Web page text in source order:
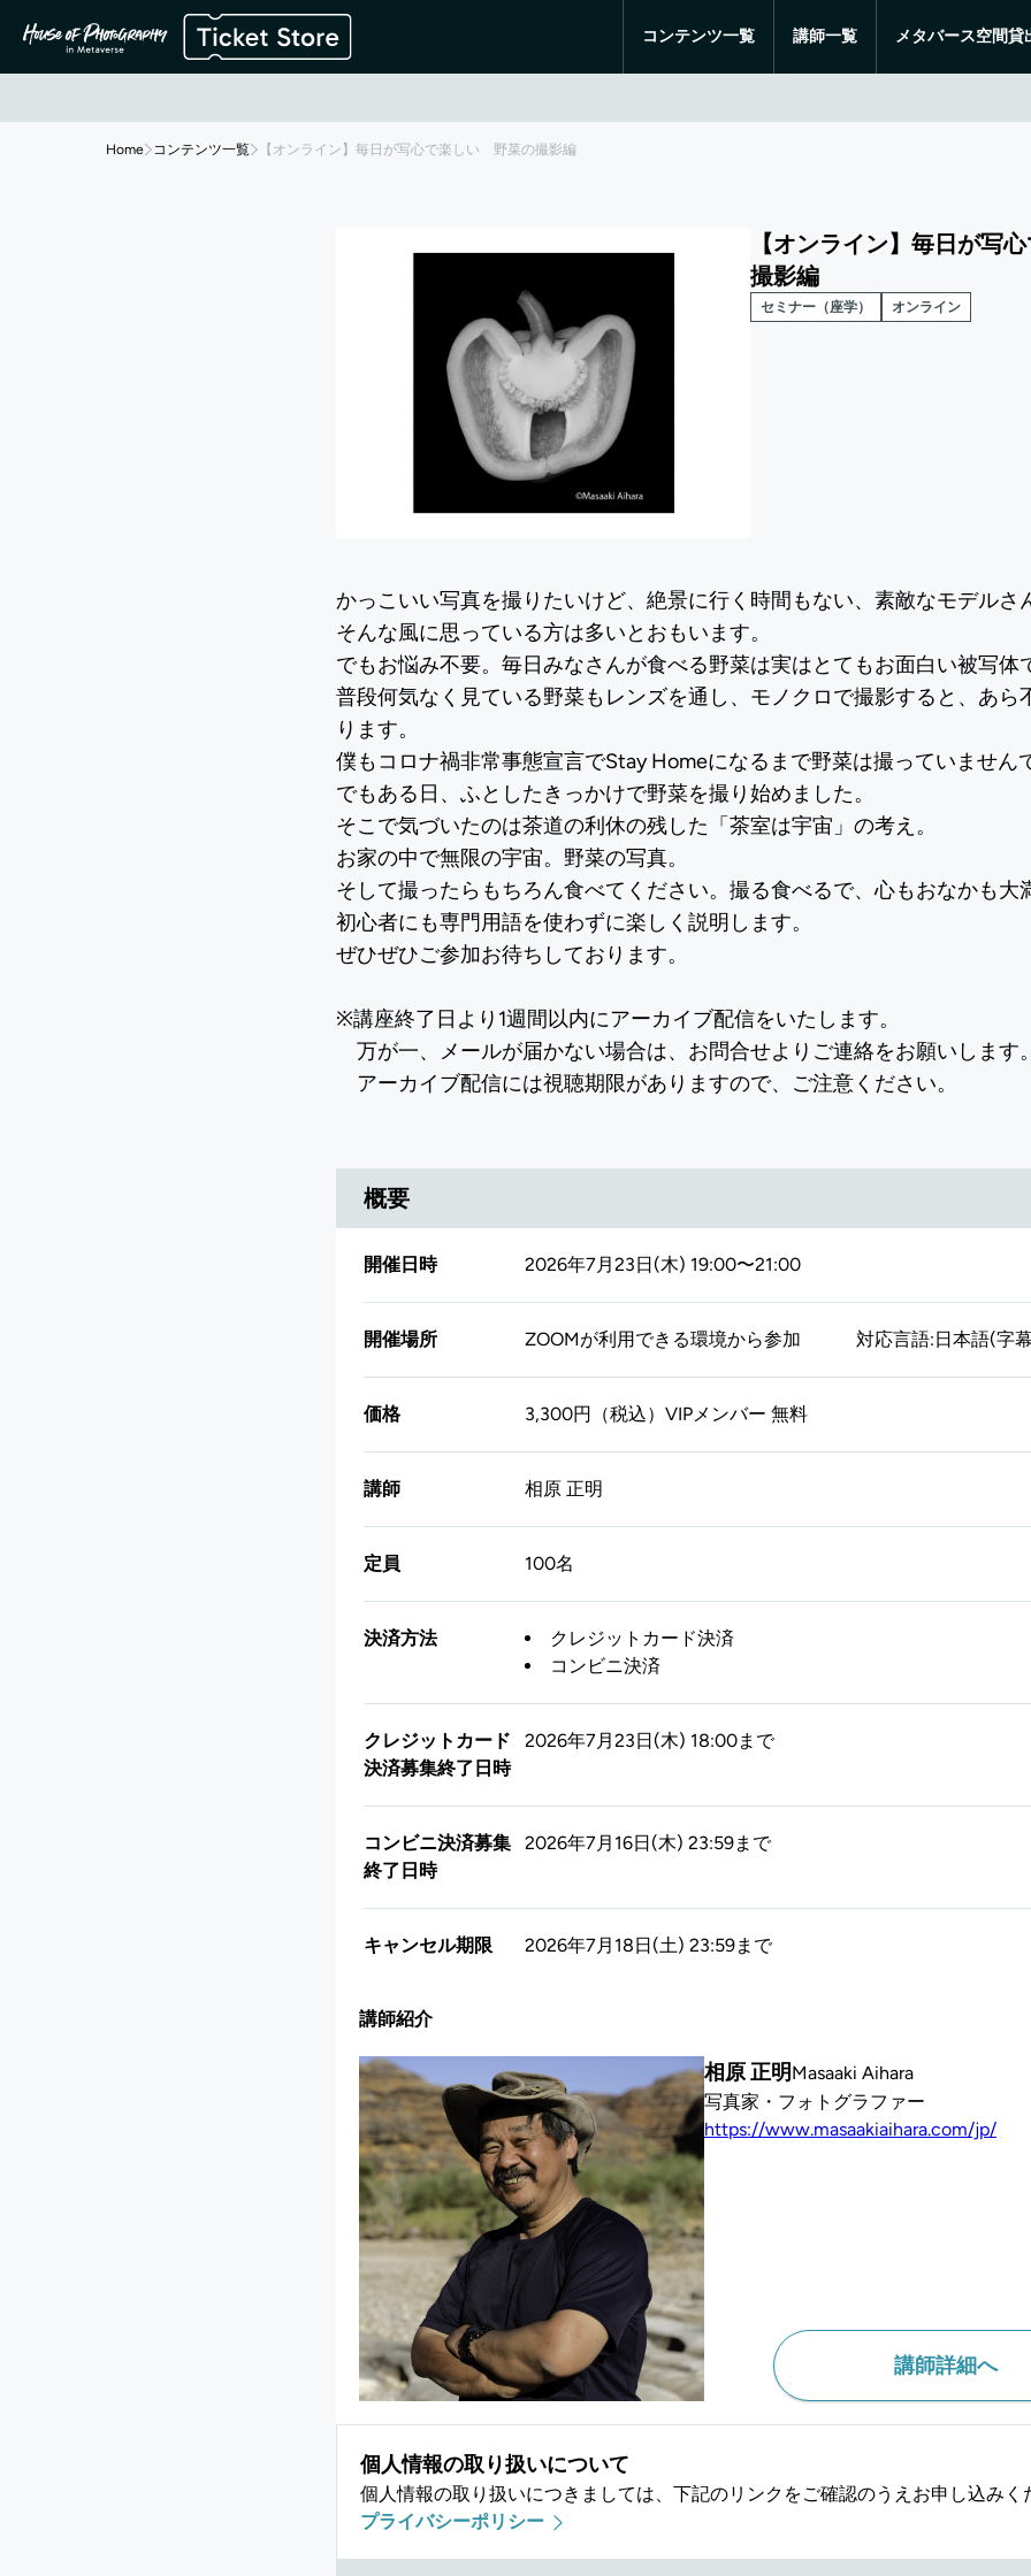
コンテンツ一覧 講師一覧 メタバース空間貸
Home コンテンツ一覧 【オンライン】毎日が写心で楽しい 野菜の撮影編
【オンライン】毎日が写
撮影編
セミナー（座学） オンライン
概要
開催日時 2026年7月23日(木) 19:00〜21:00
開催場所 ZOOMが利用できる環境から参加 対応言語:日本語(字
価格 3,300円（税込） VIPメンバー 無料
講師 相原 正明
定員 100名
決済方法
クレジットカード決済
コンビニ決済
クレジットカード
決済募集終了日時
2026年7月23日(木) 18:00まで
コンビニ決済募集
終了日時
2026年7月16日(木) 23:59まで
キャンセル期限 2026年7月18日(土) 23:59まで
講師紹介
相原 正明 Masaaki Aihara
講師詳細へ
個人情報の取り扱いについて
個人情報の取り扱いにつきましては、下記のリンクをご確認のうえお申し込みく
プライバシーポリシー